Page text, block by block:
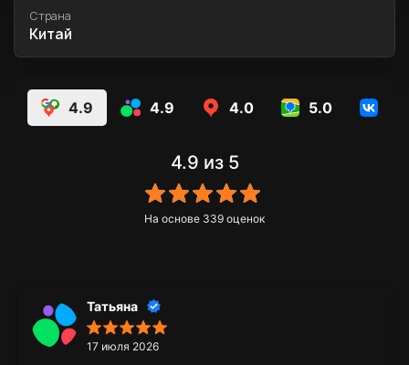
Страна
Китай
4.9 4.9 4.0 5.0
4.9 из 5
На основе 339 оценок
Татьяна
17 июля 2026